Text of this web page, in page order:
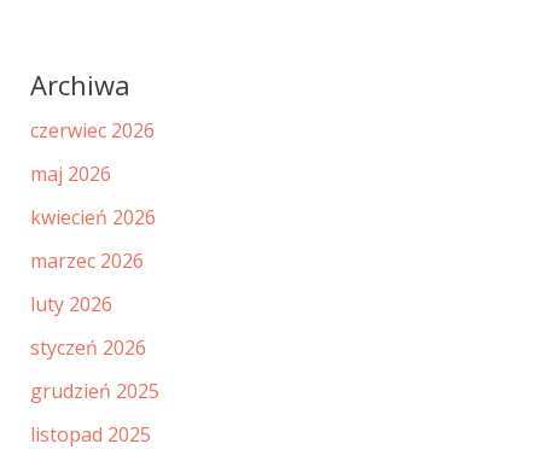
Archiwa
czerwiec 2026
maj 2026
kwiecień 2026
marzec 2026
luty 2026
styczeń 2026
grudzień 2025
listopad 2025